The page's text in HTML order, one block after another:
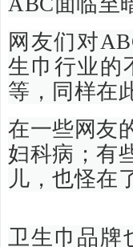
网友们对
生巾行业的
等，同样在
在一些网友
妇科病；有
儿，也怪在
卫生巾品牌